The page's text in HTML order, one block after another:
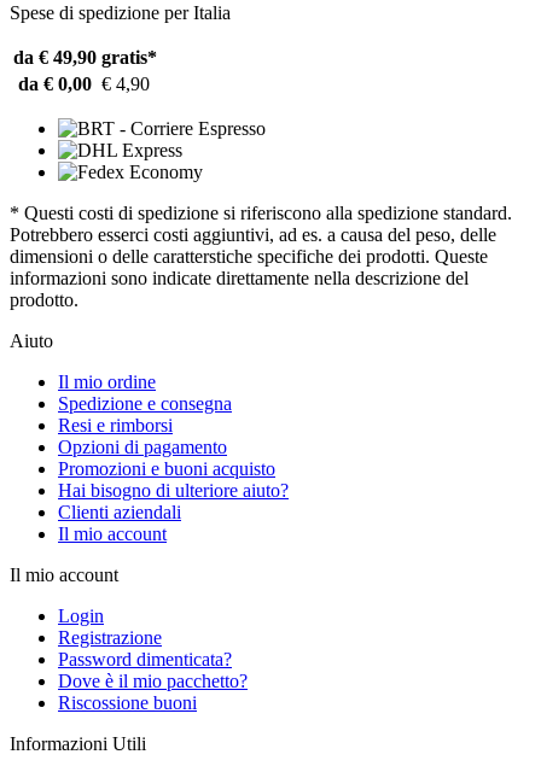
Spese di spedizione per Italia
da € 49,90 gratis*
da € 0,00 € 4,90
* Questi costi di spedizione si riferiscono alla spedizione standard.
Potrebbero esserci costi aggiuntivi, ad es. a causa del peso, delle
dimensioni o delle caratterstiche specifiche dei prodotti. Queste
informazioni sono indicate direttamente nella descrizione del
prodotto.
Aiuto
Il mio ordine
Spedizione e consegna
Resi e rimborsi
Opzioni di pagamento
Promozioni e buoni acquisto
Hai bisogno di ulteriore aiuto?
Clienti aziendali
Il mio account
Il mio account
Login
Registrazione
Password dimenticata?
Dove è il mio pacchetto?
Riscossione buoni
Informazioni Utili